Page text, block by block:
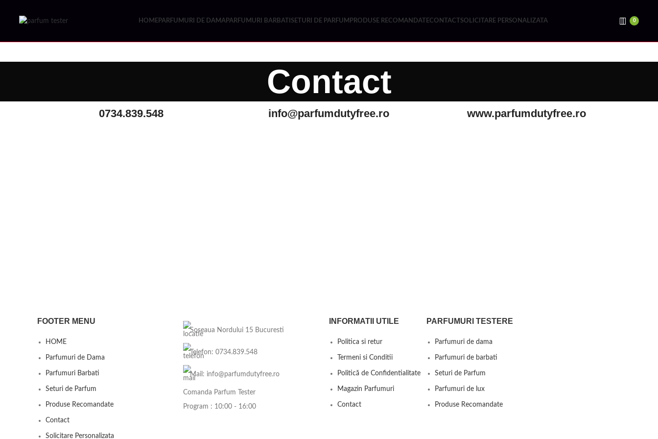
HOME PARFUMURI DE DAMA PARFUMURI BARBATI SETURI DE PARFUM PRODUSE RECOMANDATECONTACT SOLICITARE PERSONALIZATA 0
Contact
0734.839.548 info@parfumdutyfree.ro www.parfumdutyfree.ro
FOOTER MENU
HOME
Parfumuri de Dama
Parfumuri Barbati
Seturi de Parfum
Produse Recomandate
Contact
Solicitare Personalizata
Soseaua Nordului 15 Bucuresti
Telefon: 0734.839.548
Mail: info@parfumdutyfree.ro
Comanda Parfum Tester
Program : 10:00 - 16:00
INFORMATII UTILE
Politica si retur
Termeni si Conditii
Politică de Confidentialitate
Magazin Parfumuri
Contact
PARFUMURI TESTERE
Parfumuri de dama
Parfumuri de barbati
Seturi de Parfum
Parfumuri de lux
Produse Recomandate